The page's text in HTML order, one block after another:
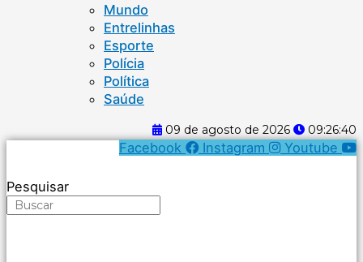
Mundo
Entrelinhas
Esporte
Polícia
Política
Saúde
09 de agosto de 2026 09:26:40
Facebook Instagram Youtube
Pesquisar